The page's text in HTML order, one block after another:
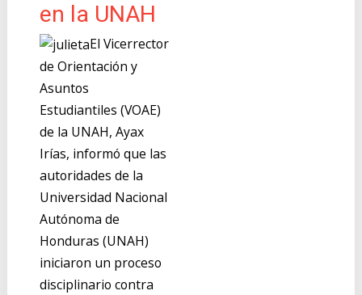
en la UNAH
El Vicerrector
de Orientación y
Asuntos
Estudiantiles (VOAE)
de la UNAH, Ayax
Irías, informó que las
autoridades de la
Universidad Nacional
Autónoma de
Honduras (UNAH)
iniciaron un proceso
disciplinario contra